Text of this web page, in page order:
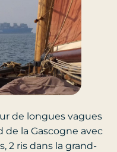
de longues vagues
de la Gascogne avec
2 ris dans la grand-